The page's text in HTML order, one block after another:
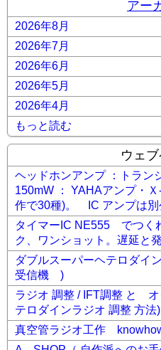
アー
2026年8月
2026年7月
2026年6月
2026年5月
2026年4月
もっと読む
ウェ
ヘッドホンアンプ ：トラン
150mW ： YAHAアンプ・
作で30種)。 IC アンプは別
タイマーIC NE555 でつく
ク、ワンショット。遅延と発
ダブルスーパーヘテロダイ
受信機 )
ラジオ 調整 / IFT調整 と
テロダインラジオ 調整 方法)
真空管ラジオ工作